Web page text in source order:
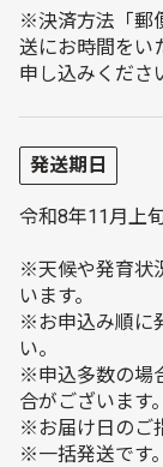
※決済方法「郵
送にお時間をい
申し込みくださ
発送期日
令和8年11月上
※天候や発育状
います。
※お申込み順に
い。
※申込多数の場
合がございます。
※お届け日のご
※一括発送です